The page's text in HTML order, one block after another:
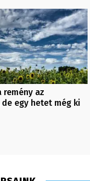
remény az
de egy hetet még ki